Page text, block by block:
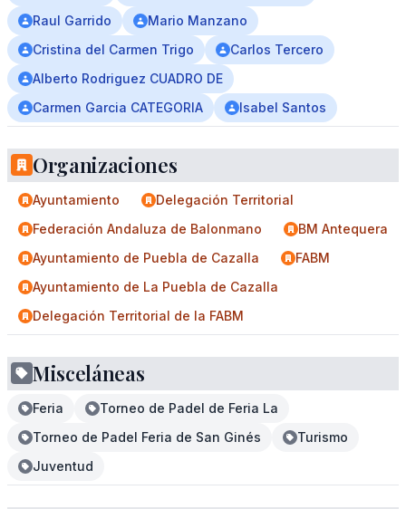
Raul Garrido
Mario Manzano
Cristina del Carmen Trigo
Carlos Tercero
Alberto Rodriguez CUADRO DE
Carmen Garcia CATEGORIA
Isabel Santos
Organizaciones
Ayuntamiento
Delegación Territorial
Federación Andaluza de Balonmano
BM Antequera
Ayuntamiento de Puebla de Cazalla
FABM
Ayuntamiento de La Puebla de Cazalla
Delegación Territorial de la FABM
Misceláneas
Feria
Torneo de Padel de Feria La
Torneo de Padel Feria de San Ginés
Turismo
Juventud